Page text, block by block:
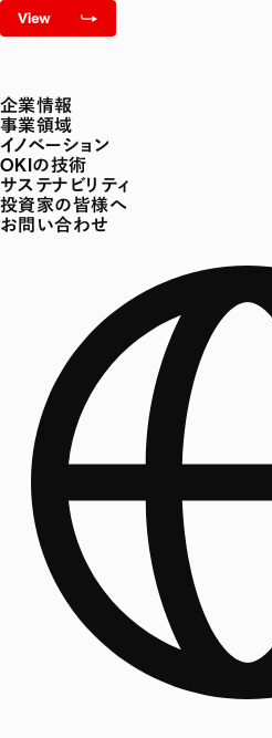
企業情報
事業領域
イノベーション
OKIの技術
サステナビリティ
投資家の皆様へ
お問い合わせ